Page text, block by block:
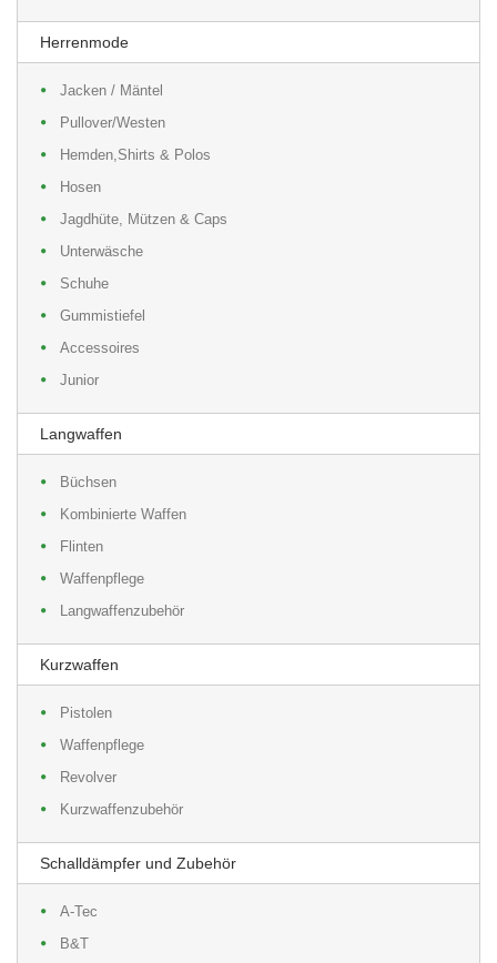
Herrenmode
Jacken / Mäntel
Pullover/Westen
Hemden,Shirts & Polos
Hosen
Jagdhüte, Mützen & Caps
Unterwäsche
Schuhe
Gummistiefel
Accessoires
Junior
Langwaffen
Büchsen
Kombinierte Waffen
Flinten
Waffenpflege
Langwaffenzubehör
Kurzwaffen
Pistolen
Waffenpflege
Revolver
Kurzwaffenzubehör
Schalldämpfer und Zubehör
A-Tec
B&T